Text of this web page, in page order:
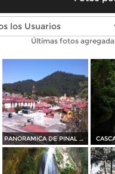
Fotos modernas de
Últimas fotos
PANORAMICA DE PINAL DE AMOLES